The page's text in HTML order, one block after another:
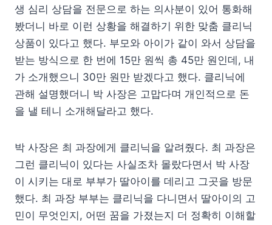
생 심리 상담을 전문으로 하는 의사분이 있어 통화해
봤더니 바로 이런 상황을 해결하기 위한 맞춤 클리닉
상품이 있다고 했다. 부모와 아이가 같이 와서 상담을
받는 방식으로 한 번에 15만 원씩 총 45만 원인데, 내
가 소개했으니 30만 원만 받겠다고 했다. 클리닉에
관해 설명했더니 박 사장은 고맙다며 개인적으로 돈
을 낼 테니 소개해달라고 했다.
박 사장은 최 과장에게 클리닉을 알려줬다. 최 과장은
그런 클리닉이 있다는 사실조차 몰랐다면서 박 사장
이 시키는 대로 부부가 딸아이를 데리고 그곳을 방문
했다. 최 과장 부부는 클리닉을 다니면서 딸아이의 고
민이 무엇인지, 어떤 꿈을 가졌는지 더 정확히 이해할